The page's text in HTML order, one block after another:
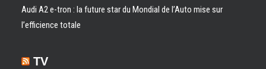
Audi A2 e-tron : la future star du Mondial de l’Auto mise sur
l’efficience totale
TV